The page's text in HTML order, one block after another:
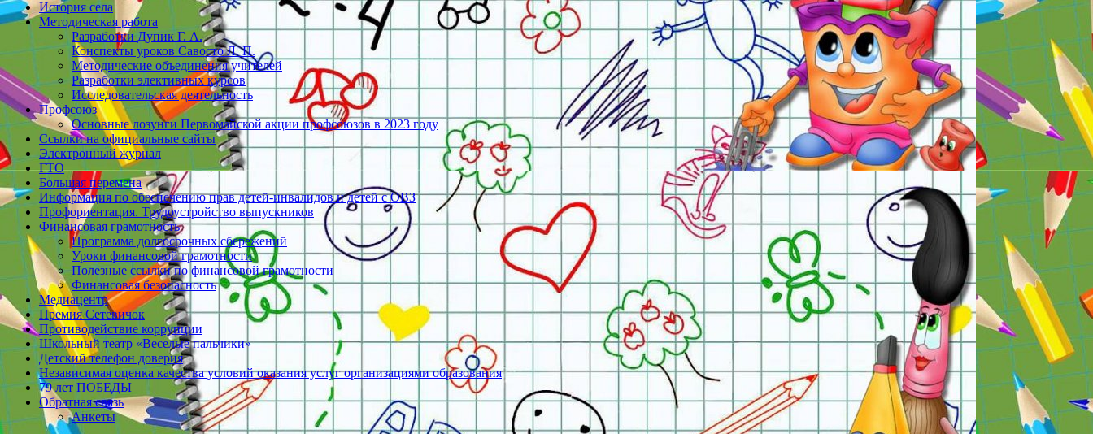
История села
Методическая работа
Разработки Дупик Г. А.
Конспекты уроков Савосто Л. П.
Методические объединения учителей
Разработки элективных курсов
Исследовательская деятельность
Профсоюз
Основные лозунги Первомайской акции профсоюзов в 2023 году
Ссылки на официальные сайты
Электронный журнал
ГТО
Большая перемена
Информация по обеспечению прав детей-инвалидов и детей с ОВЗ
Профориентация. Трудоустройство выпускников
Финансовая грамотность
Программа долгосрочных сбережений
Уроки финансовой грамотности
Полезные ссылки по финансовой грамотности
Финансовая безопасность
Медиацентр
Премия Сетевичок
Противодействие коррупции
Школьный театр «Веселые пальчики»
Детский телефон доверия
Независимая оценка качества условий оказания услуг организациями образования
79 лет ПОБЕДЫ
Обратная связь
Анкеты